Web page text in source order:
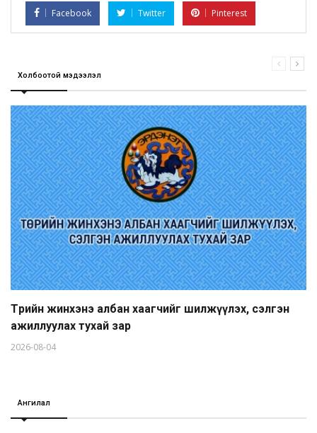
Facebook Twitter Pinterest
Холбоотой мэдээлэл
Төрийн жинхэнэ албан хаагчийг шилжүүлэх, сэлгэн
ажиллуулах тухай зар
2026-08-04
Ангилал